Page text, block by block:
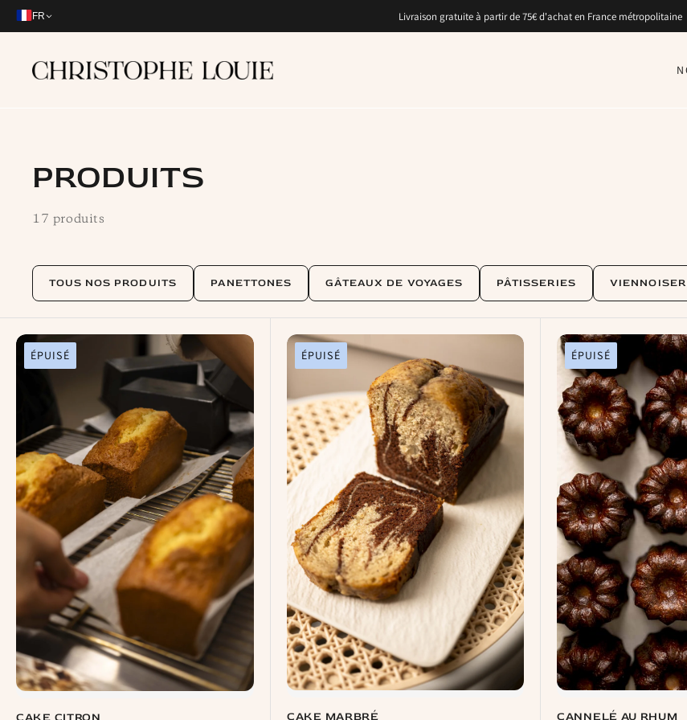
passer
au
FR Livraison gratuite à partir de 75€ d'achat en France métropolitaine
PRODUITS
17 produits
TOUS NOS PRODUITS PANETTONES GÂTEAUX DE VOYAGES PÂTISSERIES
ÉPUISÉ
CAKE CITRON
ÉPUISÉ
CAKE MARBRÉ
ÉPUISÉ
CANNELÉ AU RHUM